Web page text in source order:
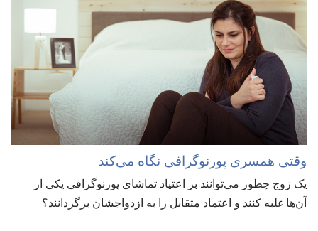
وقتی همسری پورنوگرافی نگاه می‌کند
یک زوج چطور می‌توانند بر اعتیاد تماشای پورنوگرافی یکی از
آن‌ها غلبه کنند و اعتماد متقابل را به ازدواجشان برگردانند؟‏